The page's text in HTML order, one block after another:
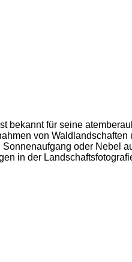
bekannt für seine
von
oder Nebel
in der